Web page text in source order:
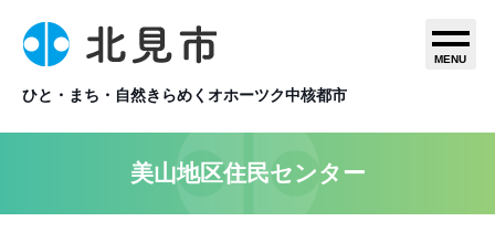
ひと・まち・自然きらめくオホーツク中核都市
MENU
美山地区住民センター